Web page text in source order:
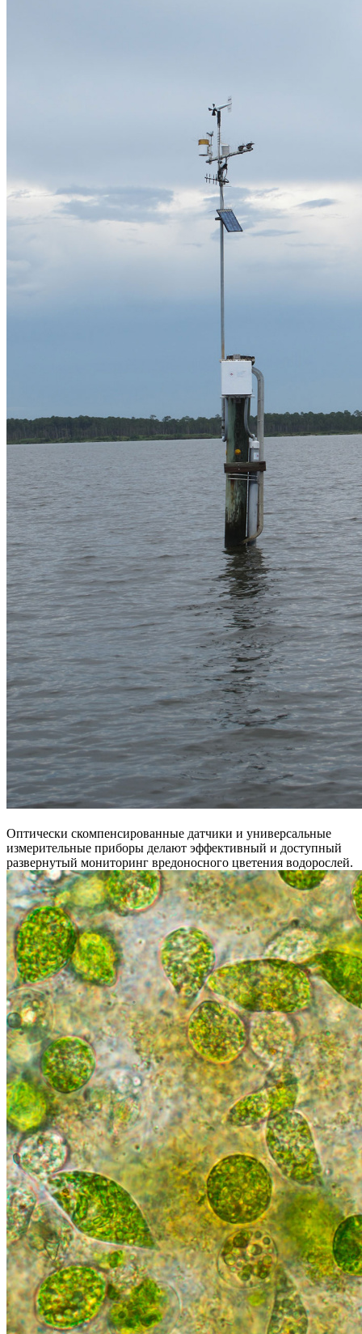
Оптически скомпенсированные датчики и универсальные
измерительные приборы делают эффективный и доступный
развернутый мониторинг вредоносного цветения водорослей.